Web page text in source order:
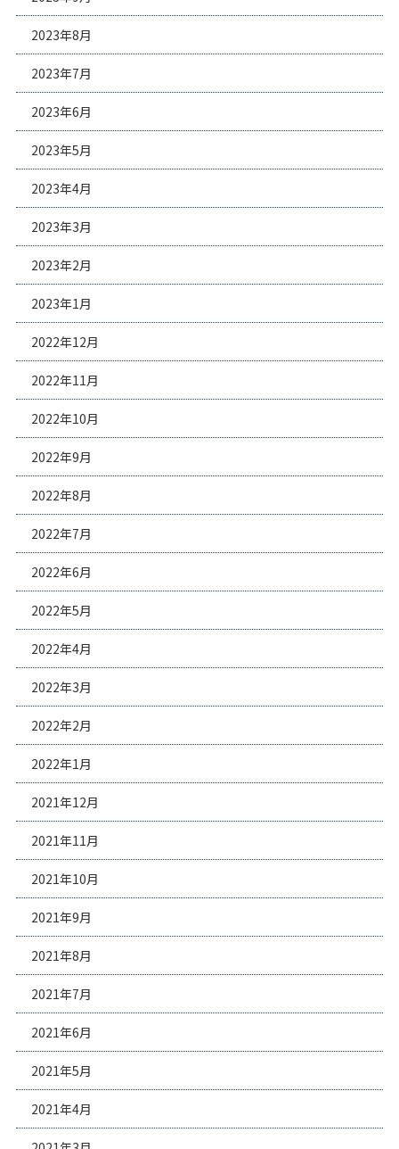
2023年8月
2023年7月
2023年6月
2023年5月
2023年4月
2023年3月
2023年2月
2023年1月
2022年12月
2022年11月
2022年10月
2022年9月
2022年8月
2022年7月
2022年6月
2022年5月
2022年4月
2022年3月
2022年2月
2022年1月
2021年12月
2021年11月
2021年10月
2021年9月
2021年8月
2021年7月
2021年6月
2021年5月
2021年4月